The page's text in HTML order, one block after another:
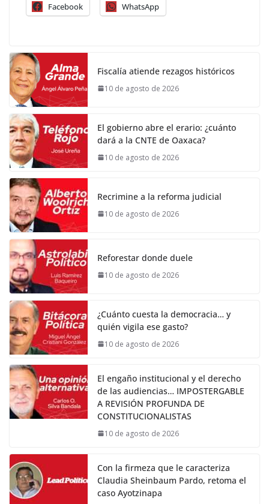
Facebook WhatsApp
Fiscalía atiende rezagos históricos
10 de agosto de 2026
El gobierno abre el erario: ¿cuánto
dará a la CNTE de Oaxaca?
10 de agosto de 2026
Recrimine a la reforma judicial
10 de agosto de 2026
Reforestar donde duele
10 de agosto de 2026
¿Cuánto cuesta la democracia… y
quién vigila ese gasto?
10 de agosto de 2026
El engaño institucional y el derecho
de las audiencias… IMPOSTERGABLE
A REVISIÓN PROFUNDA DE
CONSTITUCIONALISTAS
10 de agosto de 2026
Con la firmeza que le caracteriza
Claudia Sheinbaum Pardo, retoma el
caso Ayotzinapa